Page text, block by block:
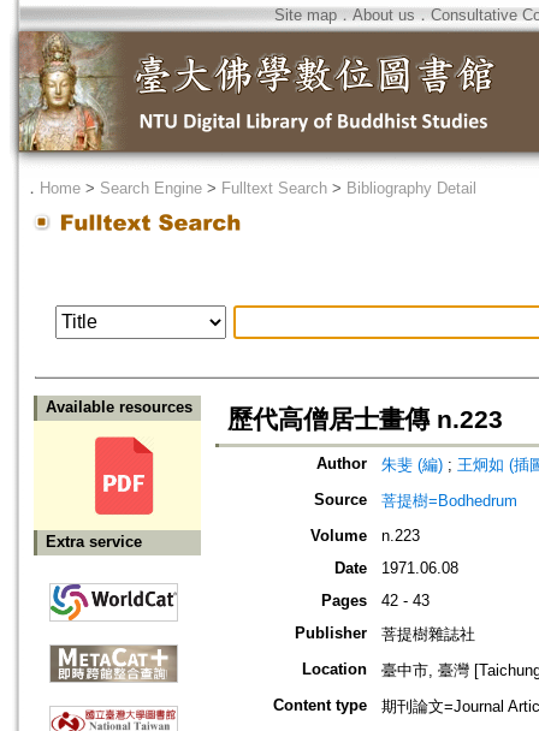
Site map．About us ． Consultative
． Home > Search Engine > Fulltext Search > Bibliography Detail
Available resources
Extra service
歷代高僧居士畫傳 n.223
Author 朱斐 (編) ; 王炯如 (插
Source
菩提樹=Bodhedrum
Volume
n.223
Date
1971.06.08
Pages
42 - 43
Publisher
菩提樹雜誌社
Location
臺中市, 臺灣
Content type
期刊論文=Journal